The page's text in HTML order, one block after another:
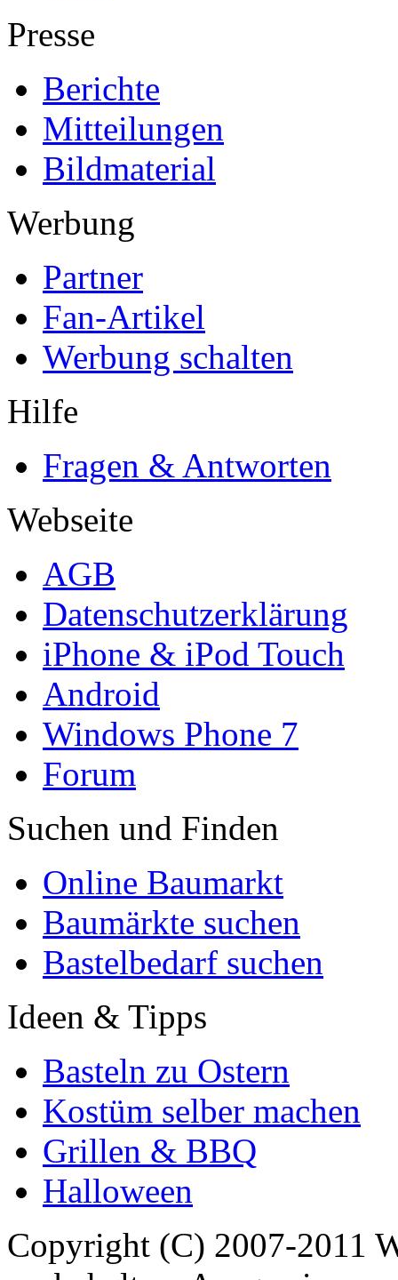
Presse
Berichte
Mitteilungen
Bildmaterial
Werbung
Partner
Fan-Artikel
Werbung schalten
Hilfe
Fragen & Antworten
Webseite
AGB
Datenschutzerklärung
iPhone & iPod Touch
Android
Windows Phone 7
Forum
Suchen und Finden
Online Baumarkt
Baumärkte suchen
Bastelbedarf suchen
Ideen & Tipps
Basteln zu Ostern
Kostüm selber machen
Grillen & BBQ
Halloween
Copyright (C) 2007-2011